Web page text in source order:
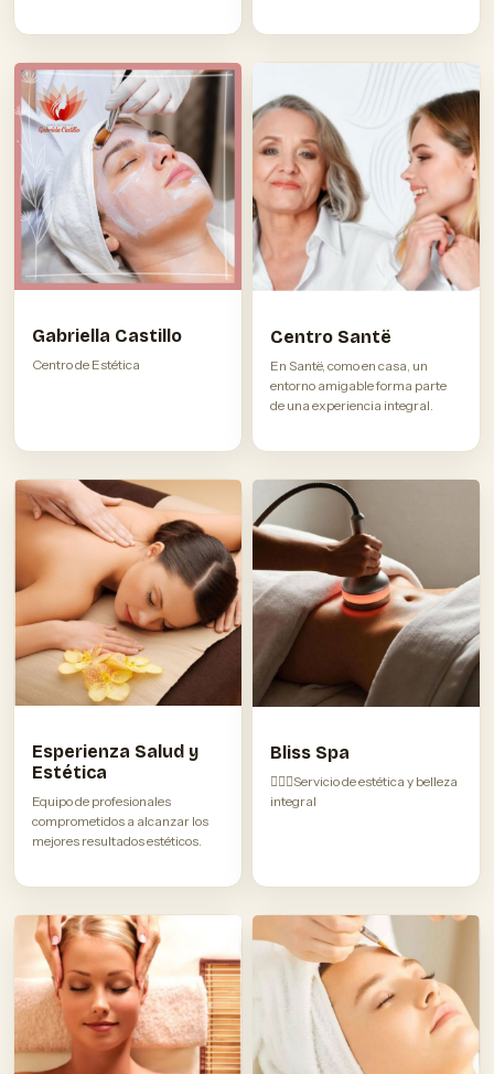
Gabriella Castillo
Centro de Estética
Centro Santë
En Santë, como en casa, un
entorno amigable forma parte
de una experiencia integral.
Esperienza Salud y
Estética
Equipo de profesionales
comprometidos a alcanzar los
mejores resultados estéticos.
Bliss Spa
💆🏽‍♀️Servicio de estética y belleza
integral